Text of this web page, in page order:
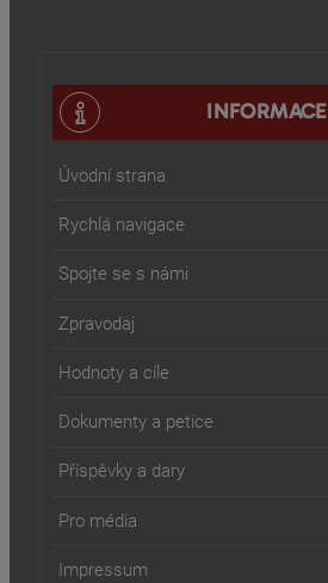
INFORMACE
Úvodní strana
Rychlá navigace
Spojte se s námi
Zpravodaj
Hodnoty a cíle
Dokumenty a petice
Příspěvky a dary
Pro média
Impressum